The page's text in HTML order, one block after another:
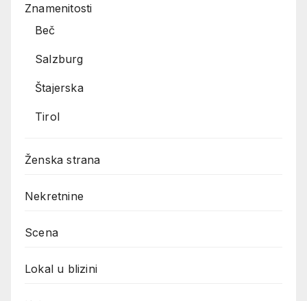
Znamenitosti
Beč
Salzburg
Štajerska
Tirol
Ženska strana
Nekretnine
Scena
Lokal u blizini